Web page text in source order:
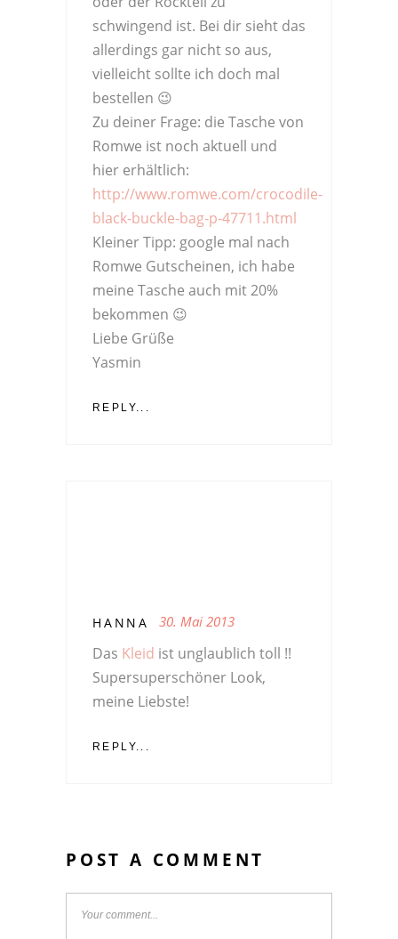
schwingend ist. Bei dir sieht das
allerdings gar nicht so aus,
vielleicht sollte ich doch mal
bestellen 😉
Zu deiner Frage: die Tasche von
Romwe ist noch aktuell und
hier erhältlich:
http://www.romwe.com/crocodile-
black-buckle-bag-p-47711.html
Kleiner Tipp: google mal nach
Romwe Gutscheinen, ich habe
meine Tasche auch mit 20%
bekommen 😉
Liebe Grüße
Yasmin
REPLY...
HANNA 30. Mai 2013
Das Kleid ist unglaublich toll !!
Supersuperschöner Look,
meine Liebste!
REPLY...
POST A COMMENT